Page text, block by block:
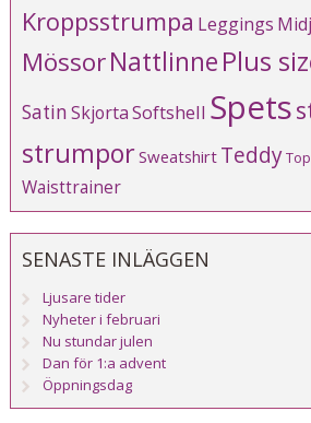
Kroppsstrumpa Leggings
MössorNattlinnePlus
SatinSkjortaSoftshell Spets
strumporSweatshirt TeddyTop
Waisttrainer
SENASTE INLÄGGEN
Ljusare tider
Nyheter i februari
Nu stundar julen
Dan för 1:a advent
Öppningsdag